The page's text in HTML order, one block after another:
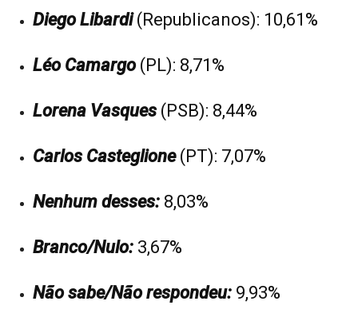
Diego Libardi(Republicanos): 10,61%
Léo Camargo(PL): 8,71%
Lorena Vasques (PSB): 8,44%
Carlos Casteglione (PT): 7,07%
Nenhum desses: 8,03%
Branco/Nulo: 3,67%
Não sabe/Não respondeu: 9,93%